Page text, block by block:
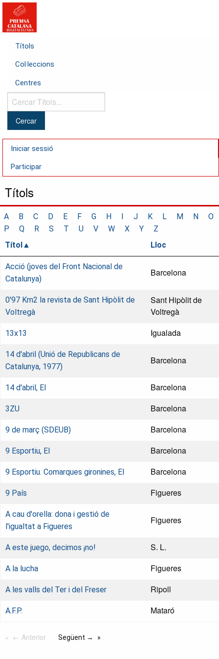
Títols
Col·leccions
Centres
Cercar
Títols...
Iniciar sessió
Participar
Títols
A B C D E F G H I J K L M N
O
P
Q R S T U V W X Y
Z
Títol
Lloc
Acció (joves del Front Nacional de
Catalunya)
Barcelona
0'97 Km2 la revista de Sant Hipòlit de
Voltregà
Sant Hipòlit de
Voltregà
13x13 Igualada
14 d'abril (Unió de Republicans de
Catalunya, 1977)
Barcelona
14 d'abril, El Barcelona
3ZU Barcelona
9 de març (SDEUB) Barcelona
9 Esportiu, El Barcelona
9 Esportiu. Comarques gironines, El Barcelona
9 País Figueres
A cau d'orella: dona i gestió de
l'igualtat a Figueres
Figueres
A este juego, decimos ¡no! S. L.
A la lucha Figueres
A les valls del Ter i del Freser Ripoll
A.F.P. Mataró
← Anterior Següent →